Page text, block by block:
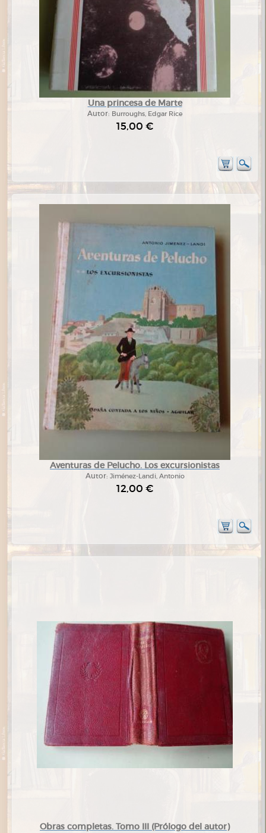
Una princesa de Marte
Autor: Burroughs, Edgar Rice
15,00 €
Aventuras de Pelucho. Los excursionistas
Autor: Jiménez-Landi, Antonio
12,00 €
Obras completas. Tomo III (Prólogo del autor)